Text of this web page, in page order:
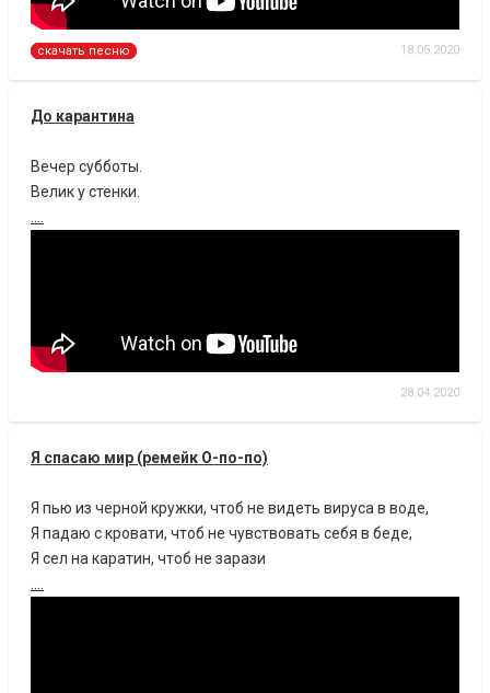
скачать песню 18.05.2020
До карантина
Вечер субботы.
Велик у стенки.
28.04.2020
Я спасаю мир (ремейк О-по-по)
Я пью из черной кружки, чтоб не видеть вируса в воде,
Я падаю с кровати, чтоб не чувствовать себя в беде,
Я сел на каратин, чтоб не зарази